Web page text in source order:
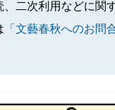
、二次利用などに関
「文藝春秋へのお問